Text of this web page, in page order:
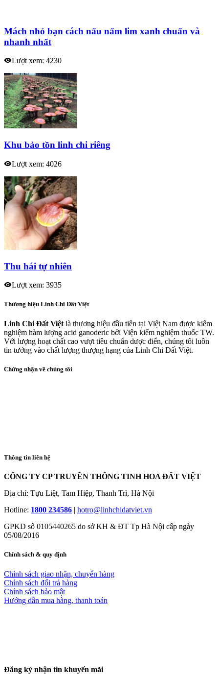
Mách nhỏ bạn cách nấu nấm lim xanh chuẩn và
nhanh nhất
Lượt xem: 4230
Khu bảo tồn linh chi riêng
Lượt xem: 4026
Thu hái tự nhiên
Lượt xem: 3935
Thương hiệu Linh Chi Đất Việt
Linh Chi Đất Việt là thương hiệu đầu tiên tại Việt Nam được kiểm
nghiệm hàm lượng acid ganoderic bởi Viện kiểm nghiệm thuốc TW.
Với lượng hoạt chất cao vượt tiêu chuẩn dược điển, chúng tôi luôn
tin tưởng vào chất lượng thượng hạng của Linh Chi Đất Việt.
Chứng nhận về chúng tôi
Thông tin liên hệ
CÔNG TY CP TRUYỀN THÔNG TINH HOA ĐẤT VIỆT
Địa chỉ: Tựu Liệt, Tam Hiệp, Thanh Trì, Hà Nội
Hotline: 1800 234586 | hotro@linhchidatviet.vn
GPKD số 0105440265 do sở KH & ĐT Tp Hà Nội cấp ngày
05/08/2016
Chính sách & quy định
Chính sách giao nhận, chuyển hàng
Chính sách đổi trả hàng
Chính sách bảo mật
Hướng dẫn mua hàng, thanh toán
Đăng ký nhận tin khuyến mãi